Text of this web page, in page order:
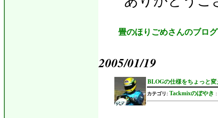
畳のほりごめさんのブロ
2005/01/19
BLOGの仕様をちょっと変
カテゴリ: Tackmixのぼやき :